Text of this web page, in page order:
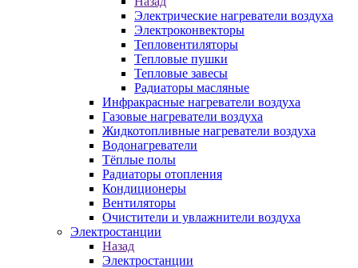
Электрические нагреватели воздуха
Электроконвекторы
Тепловентиляторы
Тепловые пушки
Тепловые завесы
Радиаторы масляные
Инфракрасные нагреватели воздуха
Газовые нагреватели воздуха
Жидкотопливные нагреватели воздуха
Водонагреватели
Тёплые полы
Радиаторы отопления
Кондиционеры
Вентиляторы
Очистители и увлажнители воздуха
Электростанции
Назад
Электростанции